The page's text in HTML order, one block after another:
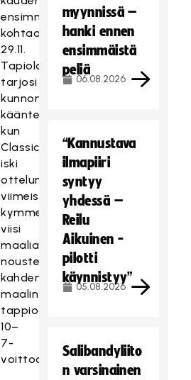
ensimmäinen
kohtaaminen
29.11.
Tapiolassa
tarjosi
kunnon
käänteen,
kun
Classic
iski
ottelun
viimeisellä
kymmenminuuttisella
viisi
maalia
nousten
kahden
maalin
tappioasemasta
10–
7-
voittoon.
myynnissä –
hanki ennen
ensimmäistä
peliä
06.08.2026
“Kannustava
ilmapiiri
syntyy
yhdessä –
Reilu
Aikuinen -
pilotti
käynnistyy”
05.08.2026
Salibandyliito
n varsinainen